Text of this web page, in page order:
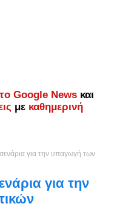
Google News και
με καθημερινή
για την υπαγωγή των
για την